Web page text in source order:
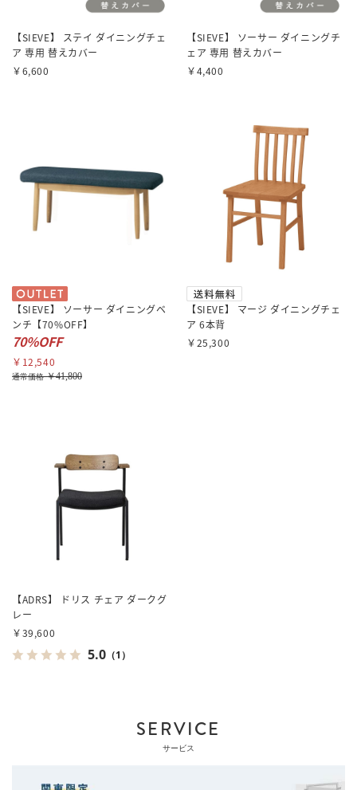
【SIEVE】 ステイ ダイニングチェ
ア 専用 替えカバー
￥6,600
【SIEVE】 ソーサー ダイニングチ
ェア 専用 替えカバー
￥4,400
【SIEVE】 ソーサー ダイニングベ
ンチ【70%OFF】
70%OFF
￥12,540
通常価格￥41,800
【SIEVE】 マージ ダイニングチェ
ア 6本背
￥25,300
【ADRS】 ドリス チェア ダークグ
レー
￥39,600
5.0 （1）
SERVICE
サービス